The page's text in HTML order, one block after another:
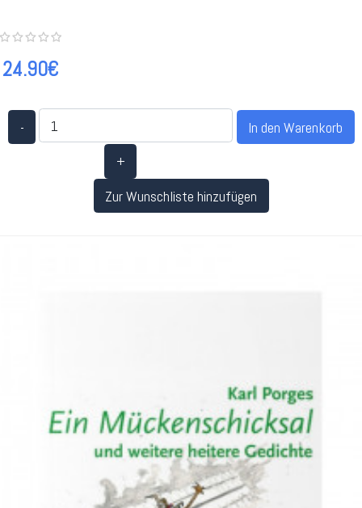
24.90€
-
+
Zur Wunschliste hinzufügen